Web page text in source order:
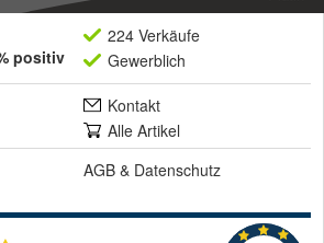
positiv
224 Verkäufe
Gewerblich
Kontakt
Alle Artikel
AGB & Datenschutz